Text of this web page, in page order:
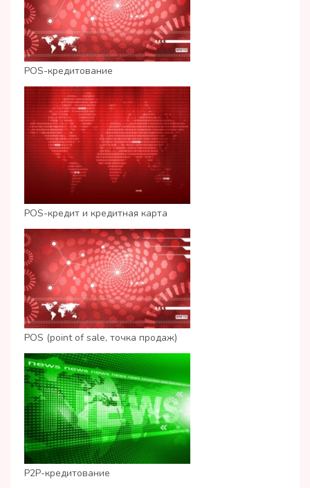
POS-кредитование
POS-кредит и кредитная карта
POS (point of sale, точка продаж)
P2P-кредитование